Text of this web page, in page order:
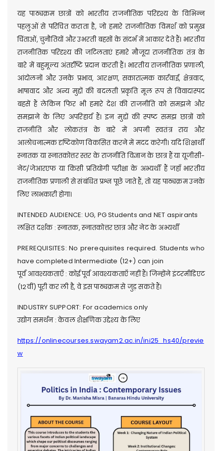
यह पाठ्यक्रम छात्रों को भारतीय राजनीतिक परिदृश्य के विभिन्न
पहलुओं से परिचित कराता है, जो हमारे राजनीतिक विमर्श को प्रमुख
चिंताओं, चुनौतियों और उभरती बहसों के संदर्भ में आकार देते हैं। भारतीय
राजनीतिक परिदृश्य की जटिलताएं हमारे मौजूदा राजनीतिक तंत्र के
बारे में बहुमूल्य अंतर्दृष्टि प्रदान करती हैं। भारतीय राजनीतिक प्रणाली,
आंदोलनों और उनके प्रभाव, आरक्षण, सकारात्मक कार्रवाई, क्षेत्रवाद,
भाषावाद और अन्य मुद्दों की बदलती प्रकृति मूल रूप से विवादास्पद
बहसें हैं लेकिन फिर भी हमारे देश की राजनीति को समझने और
समझाने के लिए अपरिहार्य हैं। इन मुद्दों की स्पष्ट समझ छात्रों को
राजनीति और लोकतंत्र के बारे में अपनी स्वतंत्र राय और
आलोचनात्मक दृष्टिकोण विकसित करने में मदद करेगी। यदि शिक्षार्थी
स्नातक या स्नातकोत्तर स्तर के राजनीति विज्ञान के छात्र हैं या यूजीसी-
नेट/जेआरएफ या किसी प्रतियोगी परीक्षा के अभ्यर्थी हैं जहाँ भारतीय
राजनीतिक प्रणाली से संबंधित प्रश्न पूछे जाते हैं, तो यह पाठ्यक्रम उनके
लिए लाभकारी होगा।
INTENDED AUDIENCE: UG, PG Students and NET aspirants
लक्षित दर्शक : स्नातक, स्नातकोत्तर छात्र और नेट के अभ्यर्थी
PREREQUISITES: No prerequisites required. Students who
have completed Intermediate (12+) can join
पूर्व आवश्यकताएँ : कोई पूर्व आवश्यकताएँ नहीं हैं। जिन्होंने इंटरमीडिएट
(12वीं) पूरी कर ली है, वे इस पाठ्यक्रम से जुड़ सकते हैं।
INDUSTRY SUPPORT: For academics only
उद्योग समर्थन : केवल शैक्षणिक उद्देश्य के लिए
https://onlinecourses.swayam2.ac.in/ini25_hs40/previe
w